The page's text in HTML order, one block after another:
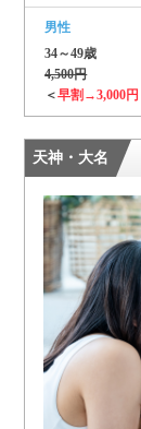
男性
34～49歳
4,500円
＜早割→3,000円
天神・大名